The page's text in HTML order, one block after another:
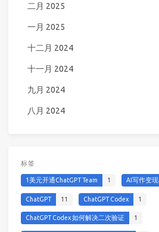
二月 2025
一月 2025
十二月 2024
十一月 2024
九月 2024
八月 2024
标签
1美元开通ChatGPT Team 1 AI写作变现
ChatGPT 11 ChatGPT Codex 1
ChatGPT Codex 如何解决二次验证 1